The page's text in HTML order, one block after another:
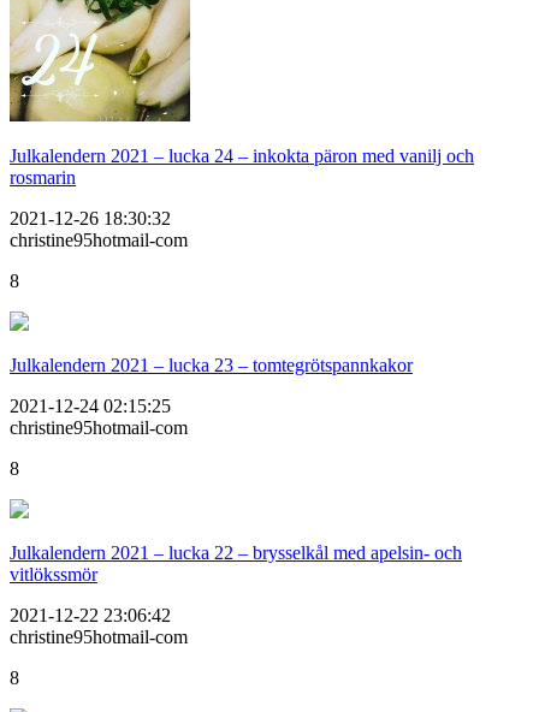
Julkalendern 2021 – lucka 24 – inkokta päron med vanilj och
rosmarin
2021-12-26 18:30:32
christine95hotmail-com
8
Julkalendern 2021 – lucka 23 – tomtegrötspannkakor
2021-12-24 02:15:25
christine95hotmail-com
8
Julkalendern 2021 – lucka 22 – brysselkål med apelsin- och
vitlökssmör
2021-12-22 23:06:42
christine95hotmail-com
8